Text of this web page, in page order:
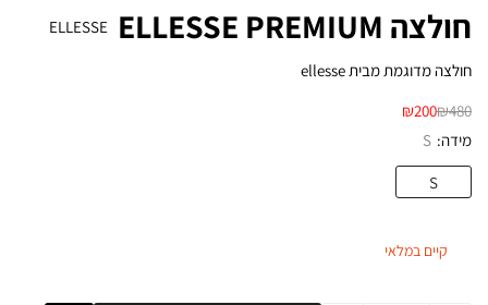
חולצה ELLESSE PREMIUM ELLESSE
חולצה מדוגמת מבית ellesse
₪480
₪200
מידה S
S
קיים במלאי